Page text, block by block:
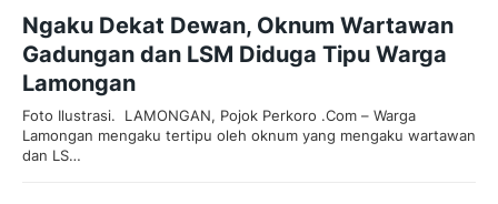
Ngaku Dekat Dewan, Oknum Wartawan
Gadungan dan LSM Diduga Tipu Warga
Lamongan
Foto Ilustrasi. LAMONGAN, Pojok Perkoro .Com – Warga
Lamongan mengaku tertipu oleh oknum yang mengaku wartawan
dan LS…